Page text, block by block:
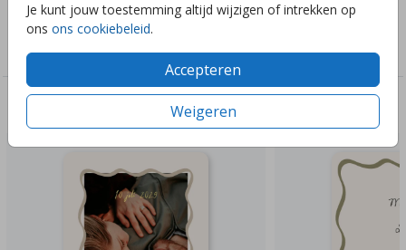
Je kunt jouw toestemming altijd wijzigen of intrekken op
ons ons cookiebeleid.
Accepteren
Weigeren
Collectie
Trouwkaarten
Deze ontwerpen vind je misschien ook leuk